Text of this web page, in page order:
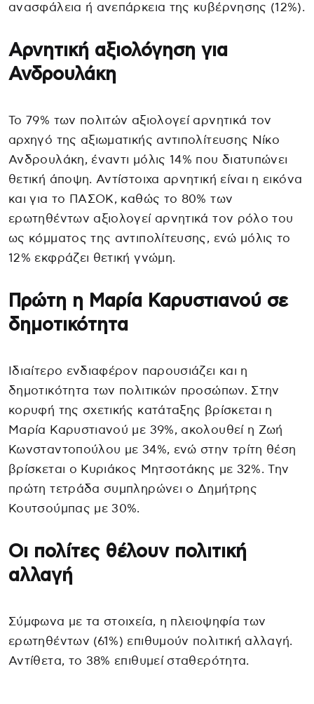
ανασφάλεια ή ανεπάρκεια της κυβέρνησης (12%).
Αρνητική αξιολόγηση για
Ανδρουλάκη
Το 79% των πολιτών αξιολογεί αρνητικά τον
αρχηγό της αξιωματικής αντιπολίτευσης Νίκο
Ανδρουλάκη, έναντι μόλις 14% που διατυπώνει
θετική άποψη. Αντίστοιχα αρνητική είναι η εικόνα
και για το ΠΑΣΟΚ, καθώς το 80% των
ερωτηθέντων αξιολογεί αρνητικά τον ρόλο του
ως κόμματος της αντιπολίτευσης, ενώ μόλις το
12% εκφράζει θετική γνώμη.
Πρώτη η Μαρία Καρυστιανού σε
δημοτικότητα
Ιδιαίτερο ενδιαφέρον παρουσιάζει και η
δημοτικότητα των πολιτικών προσώπων. Στην
κορυφή της σχετικής κατάταξης βρίσκεται η
Μαρία Καρυστιανού με 39%, ακολουθεί η Ζωή
Κωνσταντοπούλου με 34%, ενώ στην τρίτη θέση
βρίσκεται ο Κυριάκος Μητσοτάκης με 32%. Την
πρώτη τετράδα συμπληρώνει ο Δημήτρης
Κουτσούμπας με 30%.
Οι πολίτες θέλουν πολιτική
αλλαγή
Σύμφωνα με τα στοιχεία, η πλειοψηφία των
ερωτηθέντων (61%) επιθυμούν πολιτική αλλαγή.
Αντίθετα, το 38% επιθυμεί σταθερότητα.